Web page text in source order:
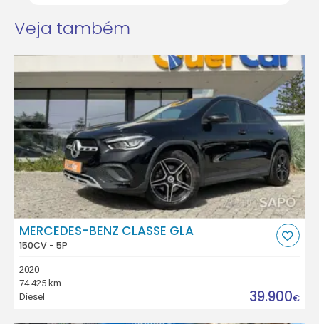
Veja também
MERCEDES-BENZ CLASSE GLA
150CV - 5P
2020
74.425 km
Diesel
39.900€